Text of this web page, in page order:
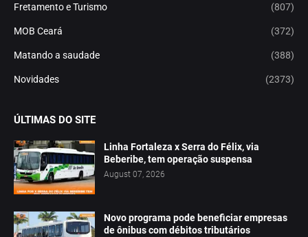
Fretamento e Turismo (807)
MOB Ceará (372)
Matando a saudade (388)
Novidades (2373)
ÚLTIMAS DO SITE
Linha Fortaleza x Serra do Félix, via
Beberibe, tem operação suspensa
August 07, 2026
Novo programa pode beneficiar empresas
de ônibus com débitos tributários